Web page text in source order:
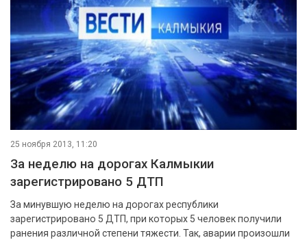
25 ноября 2013, 11:20
За неделю на дорогах Калмыкии
зарегистрировано 5 ДТП
За минувшую неделю на дорогах республики
зарегистрировано 5 ДТП, при которых 5 человек получили
ранения различной степени тяжести. Так, аварии произошли